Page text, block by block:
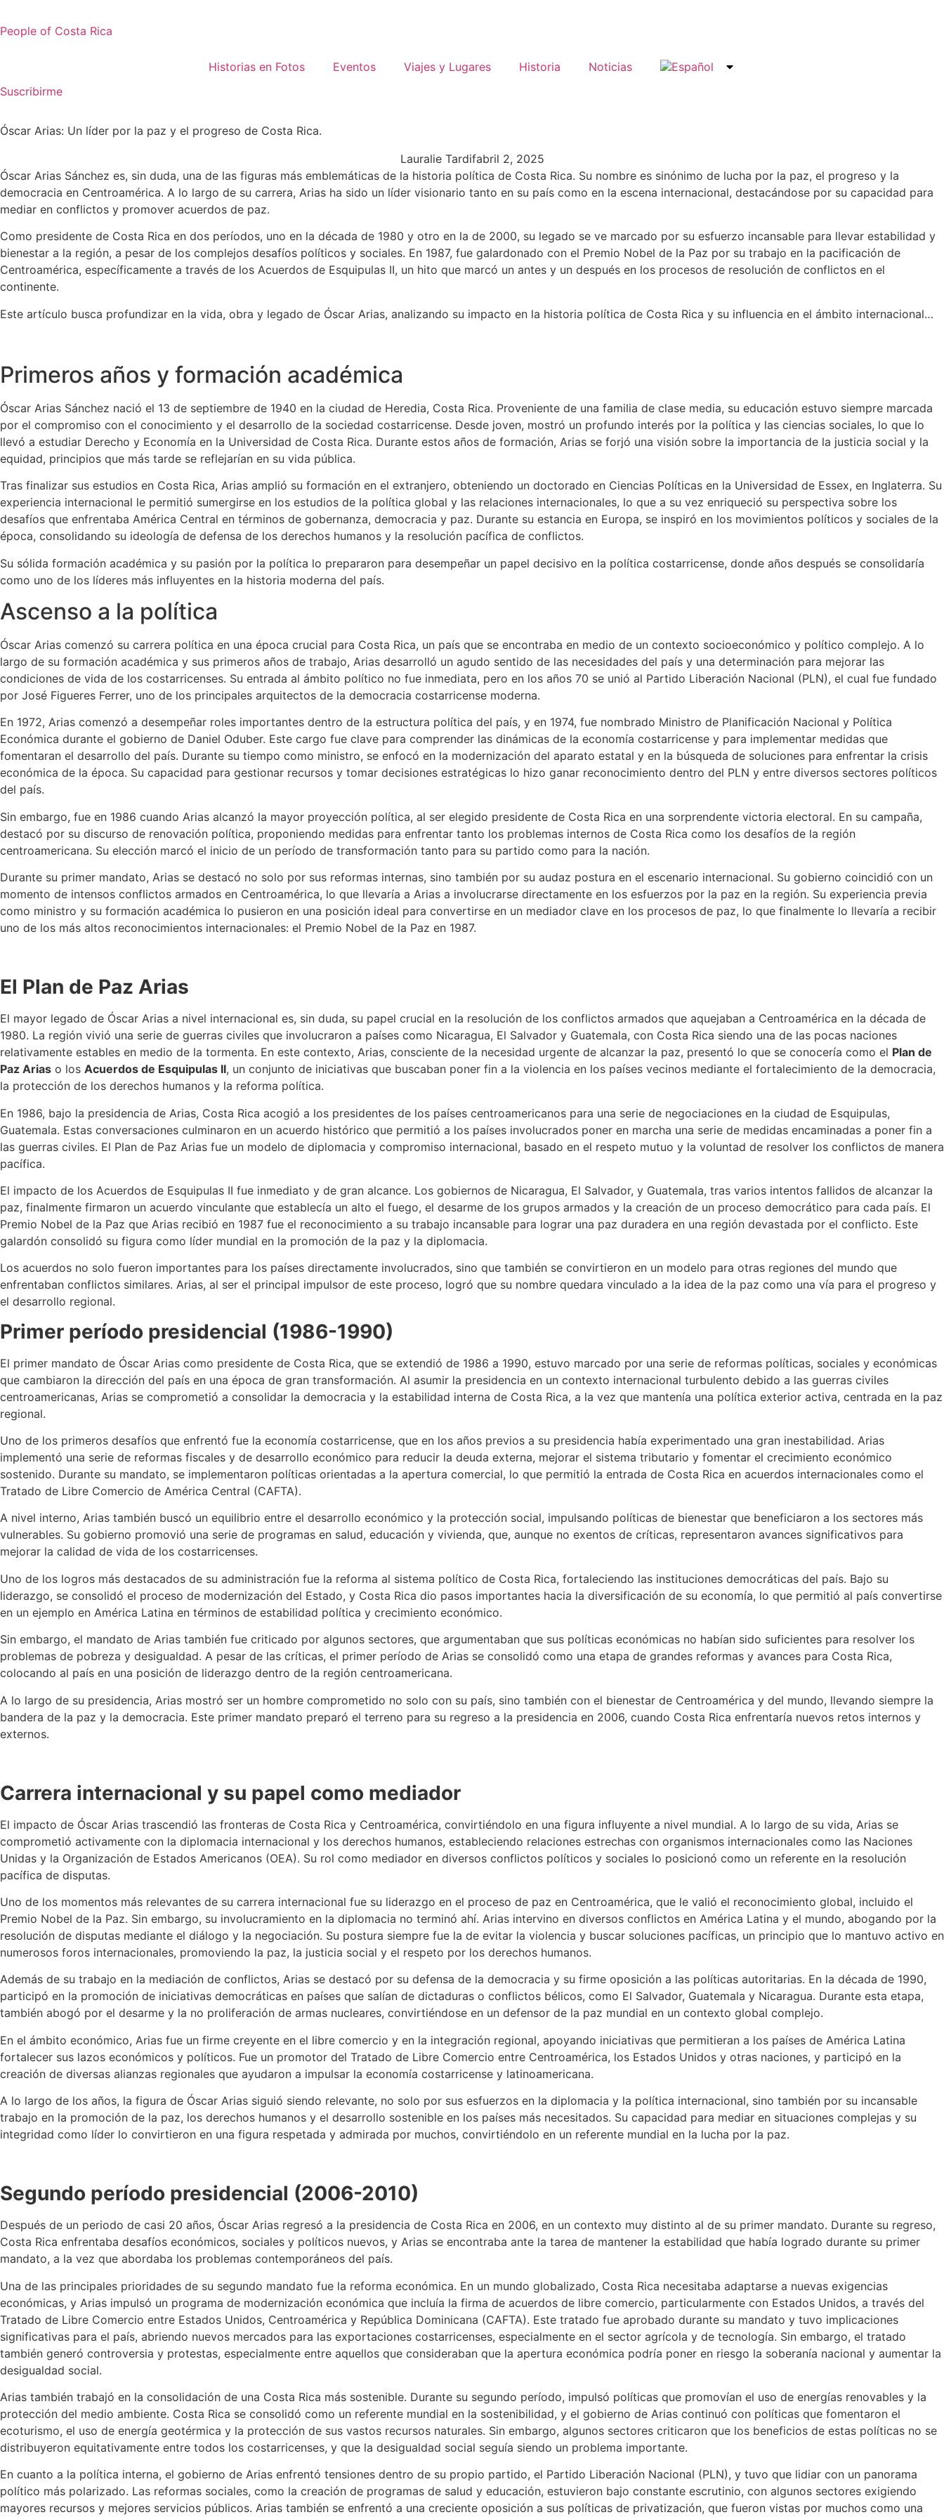
al
contenido
People of Costa Rica
Historias en Fotos Eventos Viajes y Lugares Historia
Noticias
Suscribirme
Óscar Arias: Un líder por la paz y el progreso de Costa Rica.
Lauralie Tardifabril 2, 2025
Óscar Arias Sánchez es, sin duda, una de las figuras más emblemáticas de la historia política de Costa Rica. Su nombre es sinónimo de lucha por la paz, el progreso y la
democracia en Centroamérica. A lo largo de su carrera, Arias ha sido un líder visionario tanto en su país como en la escena internacional, destacándose por su capacidad para
mediar en conflictos y promover acuerdos de paz.
Como presidente de Costa Rica en dos períodos, uno en la década de 1980 y otro en la de 2000, su legado se ve marcado por su esfuerzo incansable para llevar estabilidad y
bienestar a la región, a pesar de los complejos desafíos políticos y sociales. En 1987, fue galardonado con el Premio Nobel de la Paz por su trabajo en la pacificación de
Centroamérica, específicamente a través de los Acuerdos de Esquipulas II, un hito que marcó un antes y un después en los procesos de resolución de conflictos en el
continente.
Este artículo busca profundizar en la vida, obra y legado de Óscar Arias, analizando su impacto en la historia política de Costa Rica y su influencia en el ámbito internacional…
Primeros años y formación académica
Óscar Arias Sánchez nació el 13 de septiembre de 1940 en la ciudad de Heredia, Costa Rica. Proveniente de una familia de clase media, su educación estuvo siempre marcada
por el compromiso con el conocimiento y el desarrollo de la sociedad costarricense. Desde joven, mostró un profundo interés por la política y las ciencias sociales, lo que lo
llevó a estudiar Derecho y Economía en la Universidad de Costa Rica. Durante estos años de formación, Arias se forjó una visión sobre la importancia de la justicia social y la
equidad, principios que más tarde se reflejarían en su vida pública.
Tras finalizar sus estudios en Costa Rica, Arias amplió su formación en el extranjero, obteniendo un doctorado en Ciencias Políticas en la Universidad de Essex, en Inglaterra. Su
experiencia internacional le permitió sumergirse en los estudios de la política global y las relaciones internacionales, lo que a su vez enriqueció su perspectiva sobre los
desafíos que enfrentaba América Central en términos de gobernanza, democracia y paz. Durante su estancia en Europa, se inspiró en los movimientos políticos y sociales de la
época, consolidando su ideología de defensa de los derechos humanos y la resolución pacífica de conflictos.
Su sólida formación académica y su pasión por la política lo prepararon para desempeñar un papel decisivo en la política costarricense, donde años después se consolidaría
como uno de los líderes más influyentes en la historia moderna del país.
Ascenso a la política
Óscar Arias comenzó su carrera política en una época crucial para Costa Rica, un país que se encontraba en medio de un contexto socioeconómico y político complejo. A lo
largo de su formación académica y sus primeros años de trabajo, Arias desarrolló un agudo sentido de las necesidades del país y una determinación para mejorar las
condiciones de vida de los costarricenses. Su entrada al ámbito político no fue inmediata, pero en los años 70 se unió al Partido Liberación Nacional (PLN), el cual fue fundado
por José Figueres Ferrer, uno de los principales arquitectos de la democracia costarricense moderna.
En 1972, Arias comenzó a desempeñar roles importantes dentro de la estructura política del país, y en 1974, fue nombrado Ministro de Planificación Nacional y Política
Económica durante el gobierno de Daniel Oduber. Este cargo fue clave para comprender las dinámicas de la economía costarricense y para implementar medidas que
fomentaran el desarrollo del país. Durante su tiempo como ministro, se enfocó en la modernización del aparato estatal y en la búsqueda de soluciones para enfrentar la crisis
económica de la época. Su capacidad para gestionar recursos y tomar decisiones estratégicas lo hizo ganar reconocimiento dentro del PLN y entre diversos sectores políticos
del país.
Sin embargo, fue en 1986 cuando Arias alcanzó la mayor proyección política, al ser elegido presidente de Costa Rica en una sorprendente victoria electoral. En su campaña,
destacó por su discurso de renovación política, proponiendo medidas para enfrentar tanto los problemas internos de Costa Rica como los desafíos de la región
centroamericana. Su elección marcó el inicio de un período de transformación tanto para su partido como para la nación.
Durante su primer mandato, Arias se destacó no solo por sus reformas internas, sino también por su audaz postura en el escenario internacional. Su gobierno coincidió con un
momento de intensos conflictos armados en Centroamérica, lo que llevaría a Arias a involucrarse directamente en los esfuerzos por la paz en la región. Su experiencia previa
como ministro y su formación académica lo pusieron en una posición ideal para convertirse en un mediador clave en los procesos de paz, lo que finalmente lo llevaría a recibir
uno de los más altos reconocimientos internacionales: el Premio Nobel de la Paz en 1987.
El Plan de Paz Arias
El mayor legado de Óscar Arias a nivel internacional es, sin duda, su papel crucial en la resolución de los conflictos armados que aquejaban a Centroamérica en la década de
1980. La región vivió una serie de guerras civiles que involucraron a países como Nicaragua, El Salvador y Guatemala, con Costa Rica siendo una de las pocas naciones
relativamente estables en medio de la tormenta. En este contexto, Arias, consciente de la necesidad urgente de alcanzar la paz, presentó lo que se conocería como el Plan de
Paz Arias o los Acuerdos de Esquipulas II, un conjunto de iniciativas que buscaban poner fin a la violencia en los países vecinos mediante el fortalecimiento de la democracia,
la protección de los derechos humanos y la reforma política.
En 1986, bajo la presidencia de Arias, Costa Rica acogió a los presidentes de los países centroamericanos para una serie de negociaciones en la ciudad de Esquipulas,
Guatemala. Estas conversaciones culminaron en un acuerdo histórico que permitió a los países involucrados poner en marcha una serie de medidas encaminadas a poner fin a
las guerras civiles. El Plan de Paz Arias fue un modelo de diplomacia y compromiso internacional, basado en el respeto mutuo y la voluntad de resolver los conflictos de manera
pacífica.
El impacto de los Acuerdos de Esquipulas II fue inmediato y de gran alcance. Los gobiernos de Nicaragua, El Salvador, y Guatemala, tras varios intentos fallidos de alcanzar la
paz, finalmente firmaron un acuerdo vinculante que establecía un alto el fuego, el desarme de los grupos armados y la creación de un proceso democrático para cada país. El
Premio Nobel de la Paz que Arias recibió en 1987 fue el reconocimiento a su trabajo incansable para lograr una paz duradera en una región devastada por el conflicto. Este
galardón consolidó su figura como líder mundial en la promoción de la paz y la diplomacia.
Los acuerdos no solo fueron importantes para los países directamente involucrados, sino que también se convirtieron en un modelo para otras regiones del mundo que
enfrentaban conflictos similares. Arias, al ser el principal impulsor de este proceso, logró que su nombre quedara vinculado a la idea de la paz como una vía para el progreso y
el desarrollo regional.
Primer período presidencial (1986-1990)
El primer mandato de Óscar Arias como presidente de Costa Rica, que se extendió de 1986 a 1990, estuvo marcado por una serie de reformas políticas, sociales y económicas
que cambiaron la dirección del país en una época de gran transformación. Al asumir la presidencia en un contexto internacional turbulento debido a las guerras civiles
centroamericanas, Arias se comprometió a consolidar la democracia y la estabilidad interna de Costa Rica, a la vez que mantenía una política exterior activa, centrada en la paz
regional.
Uno de los primeros desafíos que enfrentó fue la economía costarricense, que en los años previos a su presidencia había experimentado una gran inestabilidad. Arias
implementó una serie de reformas fiscales y de desarrollo económico para reducir la deuda externa, mejorar el sistema tributario y fomentar el crecimiento económico
sostenido. Durante su mandato, se implementaron políticas orientadas a la apertura comercial, lo que permitió la entrada de Costa Rica en acuerdos internacionales como el
Tratado de Libre Comercio de América Central (CAFTA).
A nivel interno, Arias también buscó un equilibrio entre el desarrollo económico y la protección social, impulsando políticas de bienestar que beneficiaron a los sectores más
vulnerables. Su gobierno promovió una serie de programas en salud, educación y vivienda, que, aunque no exentos de críticas, representaron avances significativos para
mejorar la calidad de vida de los costarricenses.
Uno de los logros más destacados de su administración fue la reforma al sistema político de Costa Rica, fortaleciendo las instituciones democráticas del país. Bajo su
liderazgo, se consolidó el proceso de modernización del Estado, y Costa Rica dio pasos importantes hacia la diversificación de su economía, lo que permitió al país convertirse
en un ejemplo en América Latina en términos de estabilidad política y crecimiento económico.
Sin embargo, el mandato de Arias también fue criticado por algunos sectores, que argumentaban que sus políticas económicas no habían sido suficientes para resolver los
problemas de pobreza y desigualdad. A pesar de las críticas, el primer período de Arias se consolidó como una etapa de grandes reformas y avances para Costa Rica,
colocando al país en una posición de liderazgo dentro de la región centroamericana.
A lo largo de su presidencia, Arias mostró ser un hombre comprometido no solo con su país, sino también con el bienestar de Centroamérica y del mundo, llevando siempre la
bandera de la paz y la democracia. Este primer mandato preparó el terreno para su regreso a la presidencia en 2006, cuando Costa Rica enfrentaría nuevos retos internos y
externos.
Carrera internacional y su papel como mediador
El impacto de Óscar Arias trascendió las fronteras de Costa Rica y Centroamérica, convirtiéndolo en una figura influyente a nivel mundial. A lo largo de su vida, Arias se
comprometió activamente con la diplomacia internacional y los derechos humanos, estableciendo relaciones estrechas con organismos internacionales como las Naciones
Unidas y la Organización de Estados Americanos (OEA). Su rol como mediador en diversos conflictos políticos y sociales lo posicionó como un referente en la resolución
pacífica de disputas.
Uno de los momentos más relevantes de su carrera internacional fue su liderazgo en el proceso de paz en Centroamérica, que le valió el reconocimiento global, incluido el
Premio Nobel de la Paz. Sin embargo, su involucramiento en la diplomacia no terminó ahí. Arias intervino en diversos conflictos en América Latina y el mundo, abogando por la
resolución de disputas mediante el diálogo y la negociación. Su postura siempre fue la de evitar la violencia y buscar soluciones pacíficas, un principio que lo mantuvo activo en
numerosos foros internacionales, promoviendo la paz, la justicia social y el respeto por los derechos humanos.
Además de su trabajo en la mediación de conflictos, Arias se destacó por su defensa de la democracia y su firme oposición a las políticas autoritarias. En la década de 1990,
participó en la promoción de iniciativas democráticas en países que salían de dictaduras o conflictos bélicos, como El Salvador, Guatemala y Nicaragua. Durante esta etapa,
también abogó por el desarme y la no proliferación de armas nucleares, convirtiéndose en un defensor de la paz mundial en un contexto global complejo.
En el ámbito económico, Arias fue un firme creyente en el libre comercio y en la integración regional, apoyando iniciativas que permitieran a los países de América Latina
fortalecer sus lazos económicos y políticos. Fue un promotor del Tratado de Libre Comercio entre Centroamérica, los Estados Unidos y otras naciones, y participó en la
creación de diversas alianzas regionales que ayudaron a impulsar la economía costarricense y latinoamericana.
A lo largo de los años, la figura de Óscar Arias siguió siendo relevante, no solo por sus esfuerzos en la diplomacia y la política internacional, sino también por su incansable
trabajo en la promoción de la paz, los derechos humanos y el desarrollo sostenible en los países más necesitados. Su capacidad para mediar en situaciones complejas y su
integridad como líder lo convirtieron en una figura respetada y admirada por muchos, convirtiéndolo en un referente mundial en la lucha por la paz.
Segundo período presidencial (2006-2010)
Después de un periodo de casi 20 años, Óscar Arias regresó a la presidencia de Costa Rica en 2006, en un contexto muy distinto al de su primer mandato. Durante su regreso,
Costa Rica enfrentaba desafíos económicos, sociales y políticos nuevos, y Arias se encontraba ante la tarea de mantener la estabilidad que había logrado durante su primer
mandato, a la vez que abordaba los problemas contemporáneos del país.
Una de las principales prioridades de su segundo mandato fue la reforma económica. En un mundo globalizado, Costa Rica necesitaba adaptarse a nuevas exigencias
económicas, y Arias impulsó un programa de modernización económica que incluía la firma de acuerdos de libre comercio, particularmente con Estados Unidos, a través del
Tratado de Libre Comercio entre Estados Unidos, Centroamérica y República Dominicana (CAFTA). Este tratado fue aprobado durante su mandato y tuvo implicaciones
significativas para el país, abriendo nuevos mercados para las exportaciones costarricenses, especialmente en el sector agrícola y de tecnología. Sin embargo, el tratado
también generó controversia y protestas, especialmente entre aquellos que consideraban que la apertura económica podría poner en riesgo la soberanía nacional y aumentar la
desigualdad social.
Arias también trabajó en la consolidación de una Costa Rica más sostenible. Durante su segundo período, impulsó políticas que promovían el uso de energías renovables y la
protección del medio ambiente. Costa Rica se consolidó como un referente mundial en la sostenibilidad, y el gobierno de Arias continuó con políticas que fomentaron el
ecoturismo, el uso de energía geotérmica y la protección de sus vastos recursos naturales. Sin embargo, algunos sectores criticaron que los beneficios de estas políticas no se
distribuyeron equitativamente entre todos los costarricenses, y que la desigualdad social seguía siendo un problema importante.
En cuanto a la política interna, el gobierno de Arias enfrentó tensiones dentro de su propio partido, el Partido Liberación Nacional (PLN), y tuvo que lidiar con un panorama
político más polarizado. Las reformas sociales, como la creación de programas de salud y educación, estuvieron bajo constante escrutinio, con algunos sectores exigiendo
mayores recursos y mejores servicios públicos. Arias también se enfrentó a una creciente oposición a sus políticas de privatización, que fueron vistas por muchos como una